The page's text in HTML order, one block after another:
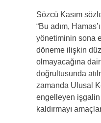
Sözcü Kasım
“Bu adım,
yönetiminin sona
döneme ilişkin
olmayacağına dair
doğrultusunda
zamanda Ulusal
engelleyen
kaldırmayı